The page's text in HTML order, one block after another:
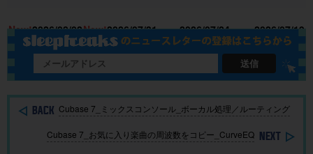
に生成AI
を取り入
れる基本
ガイド
New!2026/08/02
析”する公
開収録イ
ベント開
催
New!2026/07/31
Grid」｜M
ac・iOSで
単に作
成！
2026/07/24
点まとめ
2026/07/19
送信
Cubase 7_ミックスコンソール_ボーカル処理／ルーティング
Cubase 7_お気に入り楽曲の周波数をコピー_CurveEQ